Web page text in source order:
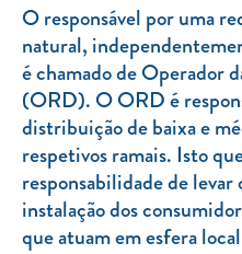
O responsável por uma
natural,
é chamado de Operador
(ORD). O ORD é
distribuição de baixa e
respetivos ramais. Isto
responsabilidade de levar
instalação dos
que atuam em esfera